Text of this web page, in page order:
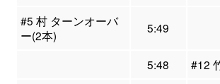
#5 村 ターンオーバ
ー(2本)
5:49
5:48 #12